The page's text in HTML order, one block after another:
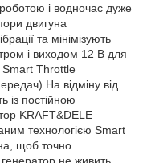
і водночас дуже
двигуна
та мінімізують
і виходом 12 В для
Smart Throttle
На відміну від
із постійною
KRAFT&DELE
технологією Smart
щоб точно
не живить